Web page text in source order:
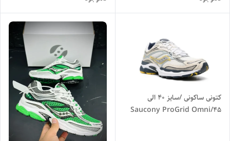
کتونی ساکونی /سایز 40 الی
45/Saucony ProGrid Omni